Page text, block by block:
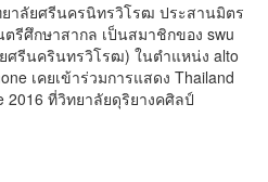
าลัยศรีนครนิทรวิโรฒ ประสานมิตร
ศึกษาสากล เป็นสมาชิกของ swu
ศรีนครินทรวิโรฒ) ในตำแหน่ง alto
เคยเข้าร่วมการแสดง Thailand
2016 ที่วิทยาลัยดุริยางคศิลป์